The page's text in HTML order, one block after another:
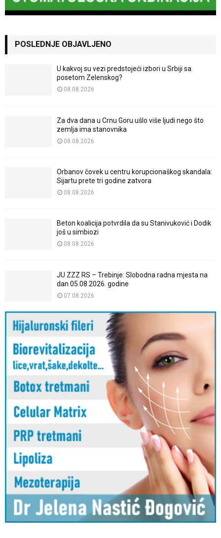
POSLEDNJE OBJAVLJENO
U kakvoj su vezi predstojeći izbori u Srbiji sa
posetom Zelenskog?
08.08.2026
Za dva dana u Crnu Goru ušlo više ljudi nego što
zemlja ima stanovnika
08.08.2026
Orbanov čovek u centru korupcionaškog skandala:
Sijartu prete tri godine zatvora
08.08.2026
Beton koalicija potvrdila da su Stanivuković i Dodik
još u simbiozi
08.08.2026
JU ZZZ RS – Trebinje: Slobodna radna mjesta na
dan 05.08.2026. godine
07.08.2026